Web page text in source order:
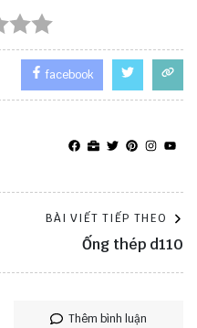
facebook
BÀI VIẾT TIẾP THEO
Ống thép d110
Thêm bình luận